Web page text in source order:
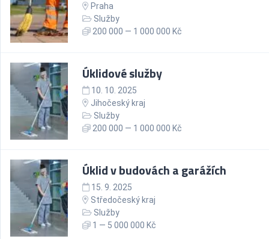
Praha
Služby
200 000 — 1 000 000 Kč
Úklidové služby
10. 10. 2025
Jihočeský kraj
Služby
200 000 — 1 000 000 Kč
Úklid v budovách a garážích
15. 9. 2025
Středočeský kraj
Služby
1 — 5 000 000 Kč